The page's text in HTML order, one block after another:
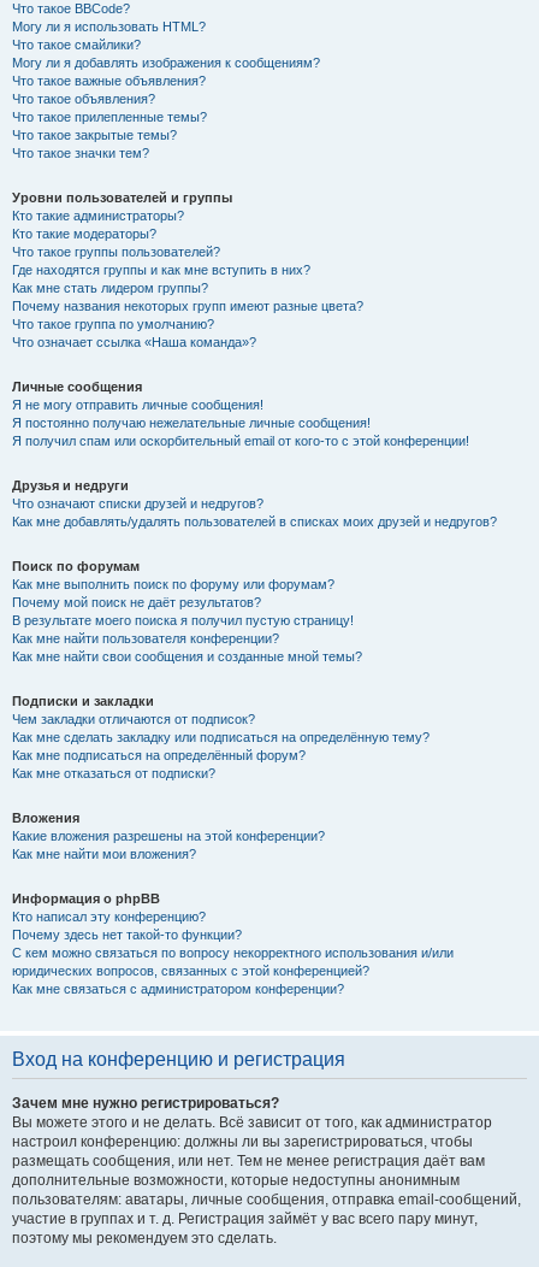
Что такое BBCode?
Могу ли я использовать HTML?
Что такое смайлики?
Могу ли я добавлять изображения к сообщениям?
Что такое важные объявления?
Что такое объявления?
Что такое прилепленные темы?
Что такое закрытые темы?
Что такое значки тем?
Уровни пользователей и группы
Кто такие администраторы?
Кто такие модераторы?
Что такое группы пользователей?
Где находятся группы и как мне вступить в них?
Как мне стать лидером группы?
Почему названия некоторых групп имеют разные цвета?
Что такое группа по умолчанию?
Что означает ссылка «Наша команда»?
Личные сообщения
Я не могу отправить личные сообщения!
Я постоянно получаю нежелательные личные сообщения!
Я получил спам или оскорбительный email от кого-то с этой конференции!
Друзья и недруги
Что означают списки друзей и недругов?
Как мне добавлять/удалять пользователей в списках моих друзей и недругов?
Поиск по форумам
Как мне выполнить поиск по форуму или форумам?
Почему мой поиск не даёт результатов?
В результате моего поиска я получил пустую страницу!
Как мне найти пользователя конференции?
Как мне найти свои сообщения и созданные мной темы?
Подписки и закладки
Чем закладки отличаются от подписок?
Как мне сделать закладку или подписаться на определённую тему?
Как мне подписаться на определённый форум?
Как мне отказаться от подписки?
Вложения
Какие вложения разрешены на этой конференции?
Как мне найти мои вложения?
Информация о phpBB
Кто написал эту конференцию?
Почему здесь нет такой-то функции?
С кем можно связаться по вопросу некорректного использования и/или
юридических вопросов, связанных с этой конференцией?
Как мне связаться с администратором конференции?
Вход на конференцию и регистрация
Зачем мне нужно регистрироваться?
Вы можете этого и не делать. Всё зависит от того, как администратор
настроил конференцию: должны ли вы зарегистрироваться, чтобы
размещать сообщения, или нет. Тем не менее регистрация даёт вам
дополнительные возможности, которые недоступны анонимным
пользователям: аватары, личные сообщения, отправка email-сообщений,
участие в группах и т. д. Регистрация займёт у вас всего пару минут,
поэтому мы рекомендуем это сделать.